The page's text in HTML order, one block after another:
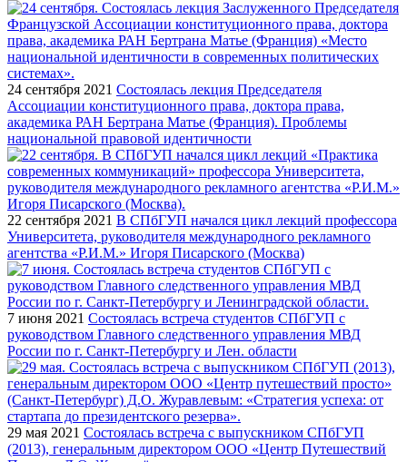
24 сентября 2021 Состоялась лекция Председателя
Ассоциации конституционного права, доктора права,
академика РАН Бертрана Матье (Франция). Проблемы
национальной правовой идентичности
22 сентября 2021 В СПбГУП начался цикл лекций профессора
Университета, руководителя международного рекламного
агентства «Р.И.М.» Игоря Писарского (Москва)
7 июня 2021 Состоялась встреча студентов СПбГУП с
руководством Главного следственного управления МВД
России по г. Санкт-Петербургу и Лен. области
29 мая 2021 Состоялась встреча с выпускником СПбГУП
(2013), генеральным директором ООО «Центр Путешествий